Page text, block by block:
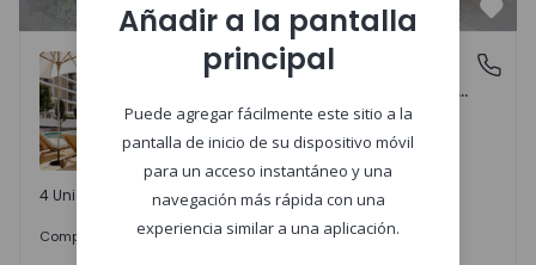
Santo António dos Cavaleiros e Frielas, Lisboa
ÉLOU
Santo António dos Cavaleiros e Frielas, Lisboa
4 Unidades disponibles
Comprar desde 425.000 €
Añadir a la pantalla
principal
Puede agregar fácilmente este sitio a la
pantalla de inicio de su dispositivo móvil
para un acceso instantáneo y una
navegación más rápida con una
experiencia similar a una aplicación.